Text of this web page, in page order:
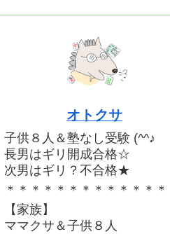
オトクサ
子供８人＆塾なし受験 (^^♪
長男はギリ開成合格☆
次男はギリ？不合格★
＊＊＊＊＊＊＊＊＊＊＊＊＊
【家族】
ママクサ＆子供８人